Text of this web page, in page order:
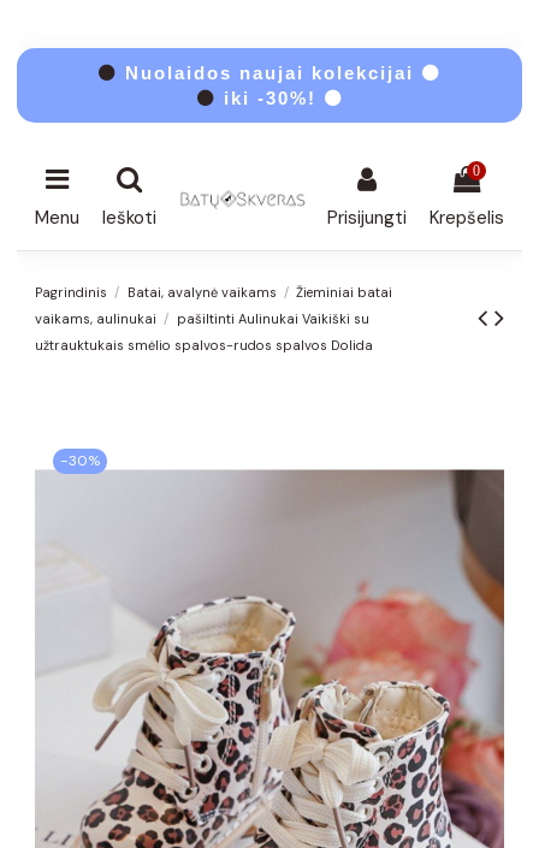
⚫ Nuolaidos naujai kolekcijai ⚫
⚫ iki -30%! ⚫
Menu Ieškoti Prisijungti
0
Krepšelis
Pagrindinis Batai, avalynė vaikams
Žieminiai batai
vaikams, aulinukai
pašiltinti Aulinukai Vaikiški su
užtrauktukais smėlio spalvos-rudos spalvos Dolida
−30%